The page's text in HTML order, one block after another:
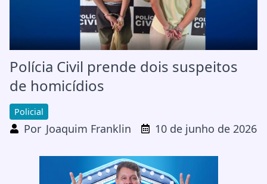
Polícia Civil prende dois suspeitos
de homicídios
Policial
Por Joaquim Franklin 10 de junho de 2026